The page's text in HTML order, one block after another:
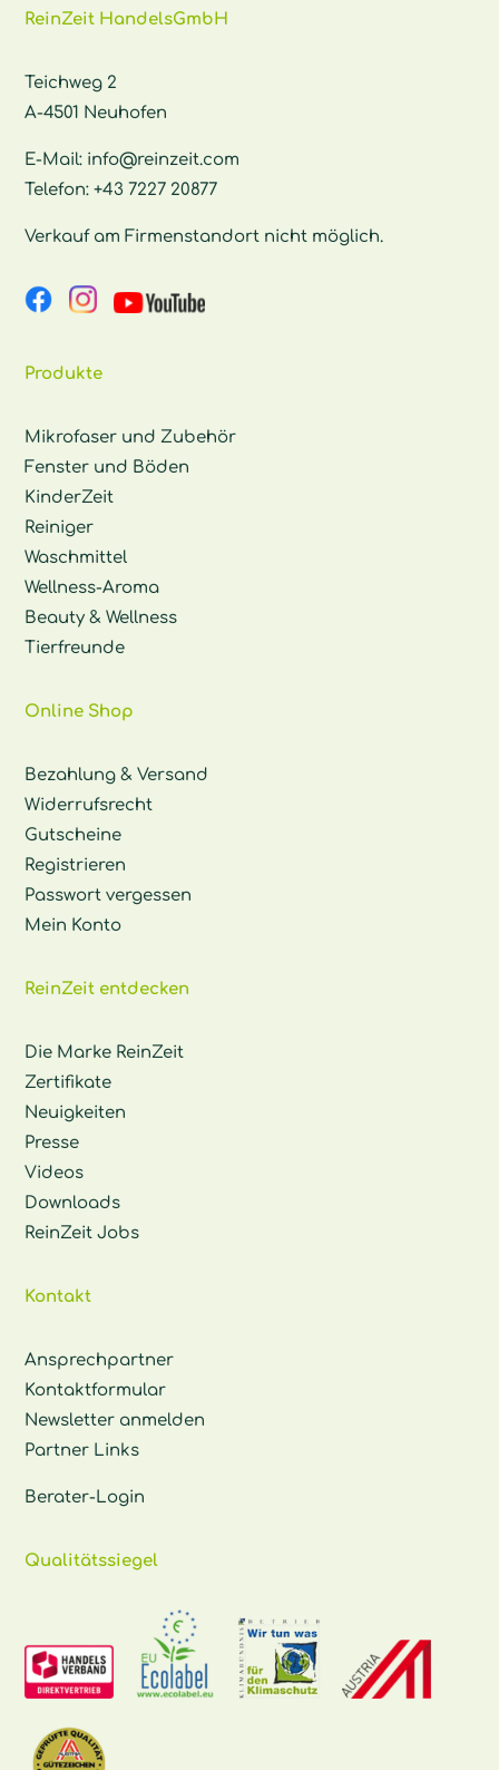
ReinZeit HandelsGmbH
Teichweg 2
A-4501 Neuhofen
E-Mail: info@reinzeit.com
Telefon:+43 7227 20877
Verkauf am Firmenstandort nicht möglich.
Produkte
Mikrofaser und Zubehör
Fenster und Böden
KinderZeit
Reiniger
Waschmittel
Wellness-Aroma
Beauty & Wellness
Tierfreunde
Online Shop
Bezahlung & Versand
Widerrufsrecht
Gutscheine
Registrieren
Passwort vergessen
Mein Konto
ReinZeit entdecken
Die Marke ReinZeit
Zertifikate
Neuigkeiten
Presse
Videos
Downloads
ReinZeit Jobs
Kontakt
Ansprechpartner
Kontaktformular
Newsletter anmelden
Partner Links
Berater-Login
Qualitätssiegel